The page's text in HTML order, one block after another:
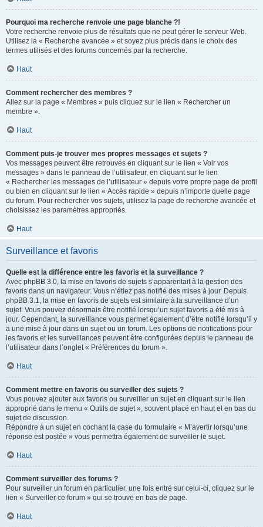
Pourquoi ma recherche renvoie une page blanche ?!
Votre recherche renvoie plus de résultats que ne peut gérer le serveur Web.
Utilisez la « Recherche avancée » et soyez plus précis dans le choix des
termes utilisés et des forums concernés par la recherche.
Haut
Comment rechercher des membres ?
Allez sur la page « Membres » puis cliquez sur le lien « Rechercher un
membre ».
Haut
Comment puis-je trouver mes propres messages et sujets ?
Vos messages peuvent être retrouvés en cliquant sur le lien « Voir vos
messages » dans le panneau de l’utilisateur, en cliquant sur le lien
« Rechercher les messages de l’utilisateur » depuis votre propre page de profil
ou bien en cliquant sur le lien « Accès rapide » depuis n’importe quelle page
du forum. Pour rechercher vos sujets, utilisez la page de recherche avancée et
choisissez les paramètres appropriés.
Haut
Surveillance et favoris
Quelle est la différence entre les favoris et la surveillance ?
Avec phpBB 3.0, la mise en favoris de sujets s’apparentait à la gestion des
favoris dans un navigateur. Vous n’étiez pas notifié des mises à jour. Depuis
phpBB 3.1, la mise en favoris de sujets est similaire à la surveillance d’un
sujet. Vous pouvez désormais être notifié lorsqu’un sujet favoris a été mis à
jour. Cependant, la surveillance vous permet également d’être notifié lorsqu’il y
a une mise à jour dans un sujet ou un forum. Les options de notifications pour
les favoris et les surveillances peuvent être configurées depuis le panneau de
l’utilisateur dans l’onglet « Préférences du forum ».
Haut
Comment mettre en favoris ou surveiller des sujets ?
Vous pouvez ajouter aux favoris ou surveiller un sujet en cliquant sur le lien
approprié dans le menu « Outils de sujet », souvent placé en haut et en bas du
sujet de discussion.
Répondre à un sujet en cochant la case du formulaire « M’avertir lorsqu’une
réponse est postée » vous permettra également de surveiller le sujet.
Haut
Comment surveiller des forums ?
Pour surveiller un forum en particulier, une fois entré sur celui-ci, cliquez sur le
lien « Surveiller ce forum » qui se trouve en bas de page.
Haut